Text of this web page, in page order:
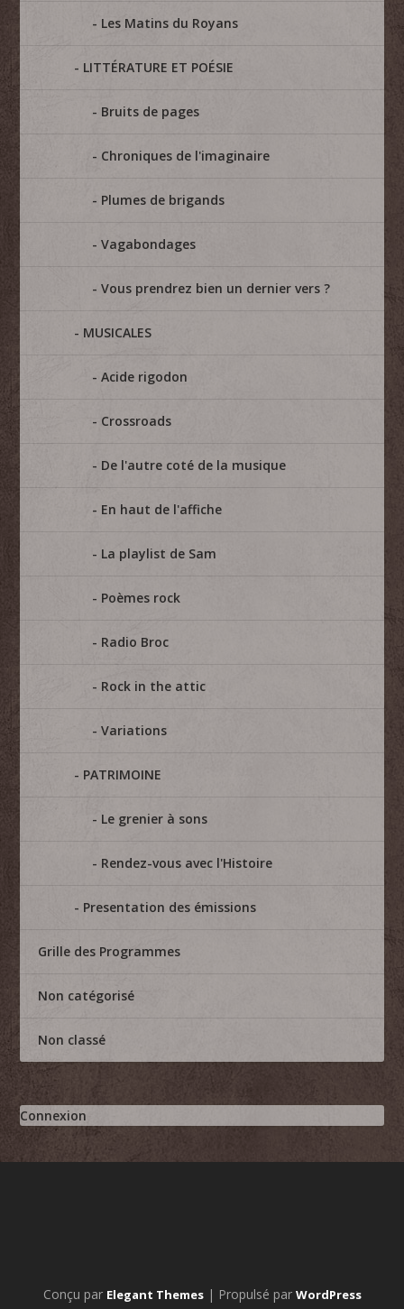
Les Matins du Royans
LITTÉRATURE ET POÉSIE
Bruits de pages
Chroniques de l'imaginaire
Plumes de brigands
Vagabondages
Vous prendrez bien un dernier vers ?
MUSICALES
Acide rigodon
Crossroads
De l'autre coté de la musique
En haut de l'affiche
La playlist de Sam
Poèmes rock
Radio Broc
Rock in the attic
Variations
PATRIMOINE
Le grenier à sons
Rendez-vous avec l'Histoire
Presentation des émissions
Grille des Programmes
Non catégorisé
Non classé
Connexion
Conçu par Elegant Themes| Propulsé par WordPress